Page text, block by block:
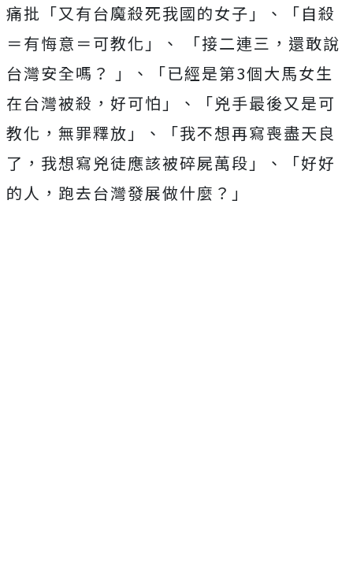
痛批「又有台魔殺死我國的女子」、「自殺
＝有悔意＝可教化」、 「接二連三，還敢說
台灣安全嗎？ 」、「已經是第3個大馬女生
在台灣被殺，好可怕」、「兇手最後又是可
教化，無罪釋放」、「我不想再寫喪盡天良
了，我想寫兇徒應該被碎屍萬段」、「好好
的人，跑去台灣發展做什麼？」